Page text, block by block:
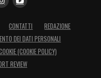
CONTATTI
REDAZIONE
DEI DATI PERSONALI
(COOKIE POLICY)
REVIEW